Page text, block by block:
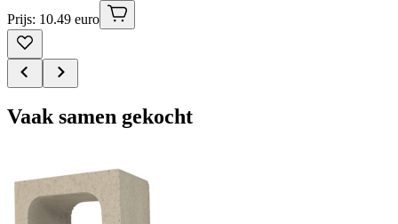
Prijs: 10.49 euro
Vaak samen gekocht